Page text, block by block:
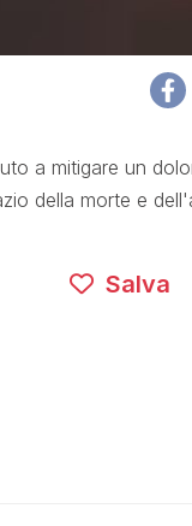
a mitigare un
della morte e
Salva